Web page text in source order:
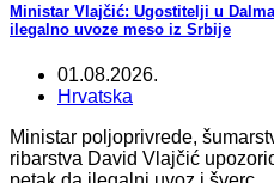
Ministar Vlajčić: Ugostitelji u
ilegalno uvoze meso iz Srbije
01.08.2026.
Hrvatska
Ministar poljoprivrede,
ribarstva David Vlajčić